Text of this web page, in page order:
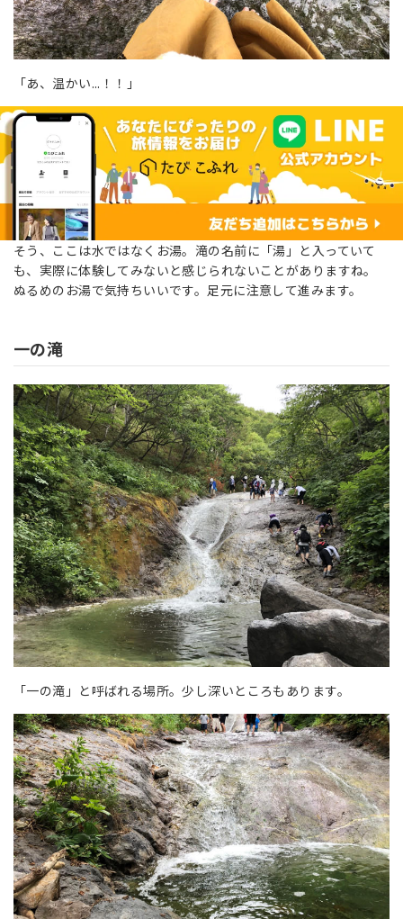
「あ、温かい...！！」
そう、ここは水ではなくお湯。滝の名前に「湯」と入っていて
も、実際に体験してみないと感じられないことがありますね。
ぬるめのお湯で気持ちいいです。足元に注意して進みます。
一の滝
「一の滝」と呼ばれる場所。少し深いところもあります。